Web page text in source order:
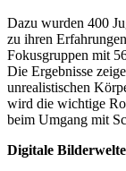
Dazu wurden 400
zu ihren
Fokusgruppen mit
Die Ergebnisse
unrealistischen
wird die wichtige
beim Umgang mit
Digitale